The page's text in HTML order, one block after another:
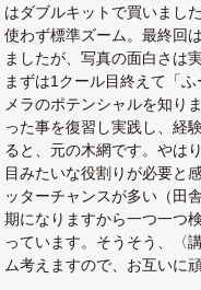
はダブルキットで買いまし
使わず標準ズーム。最終回
ましたが、写真の面白さは
まずは1クール目終えて「
メラのポテンシャルを知り
った事を復習し実践し、経
ると、元の木網です。やは
目みたいな役割りが必要と
ッターチャンスが多い（田
期になりますから一つ一つ
っています。そうそう、〈
ム考えますので、お互いに